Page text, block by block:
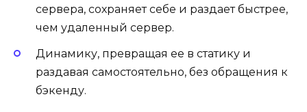
сервера, сохраняет себе и раздает быстрее,
чем удаленный сервер.
Динамику, превращая ее в статику и
раздавая самостоятельно, без обращения к
бэкенду.